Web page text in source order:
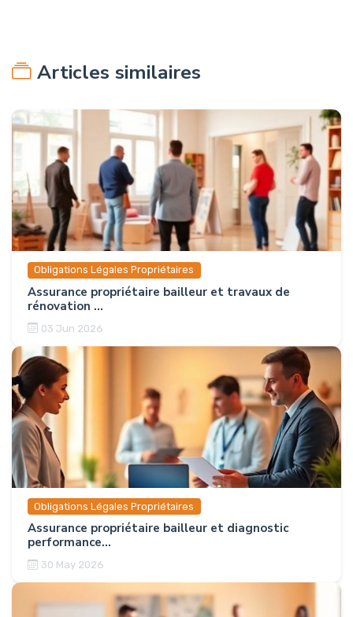
Articles similaires
Obligations Légales Propriétaires
Assurance propriétaire bailleur et travaux de
rénovation ...
03 Jun 2026
Obligations Légales Propriétaires
Assurance propriétaire bailleur et diagnostic
performance...
30 May 2026